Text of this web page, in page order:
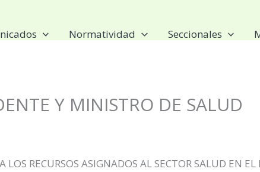
Normatividad Seccionales
Y MINISTRO DE SALUD
RECURSOS ASIGNADOS AL SECTOR SALUD EN